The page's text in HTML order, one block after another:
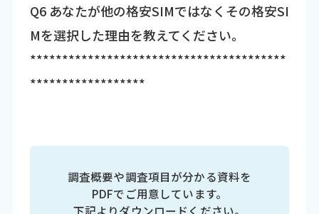
Q6 あなたが他の格安SIMではなくその格安SI
Mを選択した理由を教えてください。
****************************************
******************
調査概要や調査項目が分かる資料を
PDFでご用意しています。
下記よりダウンロードください。